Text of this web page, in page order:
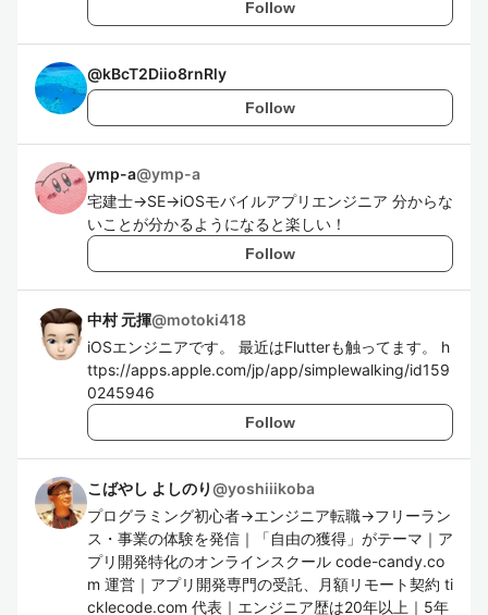
Follow
@kBcT2Diio8rnRly
Follow
ymp-a@ymp-a
宅建士→SE→iOSモバイルアプリエンジニア 分からな
いことが分かるようになると楽しい！
Follow
中村 元揮@motoki418
iOSエンジニアです。 最近はFlutterも触ってます。 h
ttps://apps.apple.com/jp/app/simplewalking/id159
0245946
Follow
こばやし よしのり@yoshiiikoba
プログラミング初心者→エンジニア転職→フリーラン
ス・事業の体験を発信｜「自由の獲得」がテーマ｜ア
プリ開発特化のオンラインスクール code-candy.co
m 運営｜アプリ開発専門の受託、月額リモート契約 ti
cklecode.com 代表｜エンジニア歴は20年以上｜5年